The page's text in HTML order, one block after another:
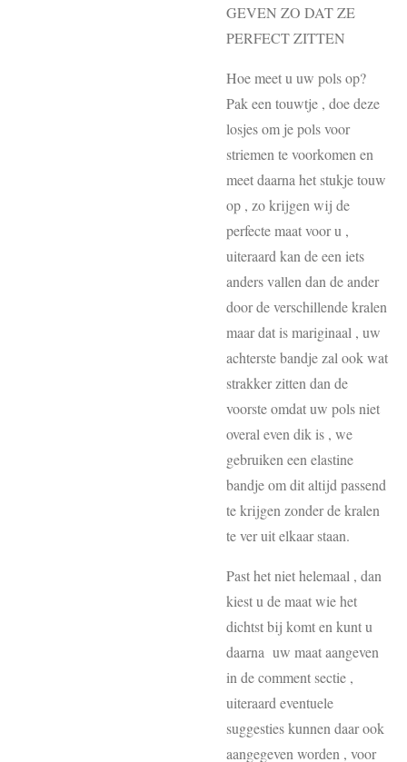
GEVEN ZO DAT ZE
PERFECT ZITTEN
Hoe meet u uw pols op?
Pak een touwtje , doe deze
losjes om je pols voor
striemen te voorkomen en
meet daarna het stukje touw
op , zo krijgen wij de
perfecte maat voor u ,
uiteraard kan de een iets
anders vallen dan de ander
door de verschillende kralen
maar dat is mariginaal , uw
achterste bandje zal ook wat
strakker zitten dan de
voorste omdat uw pols niet
overal even dik is , we
gebruiken een elastine
bandje om dit altijd passend
te krijgen zonder de kralen
te ver uit elkaar staan.
Past het niet helemaal , dan
kiest u de maat wie het
dichtst bij komt en kunt u
daarna uw maat aangeven
in de comment sectie ,
uiteraard eventuele
suggesties kunnen daar ook
aangegeven worden , voor